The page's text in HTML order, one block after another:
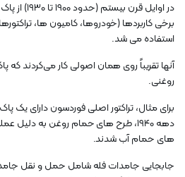
در اوایل
برخی کاربردها (خودروها، کامیون ها،
استفاده می شد.
آنها تقریباً روی همان اصولی کار می‌کردند
روغنی.
برای مثال، تراکتور اصلی فوردسون دارای یک
دهه 1940، طرح های حمام روغن به دلیل
های حمام آب شدند.
جابجایی جامدات فله شامل حمل و نقل